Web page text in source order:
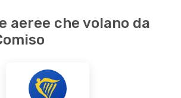
aeree che volano da